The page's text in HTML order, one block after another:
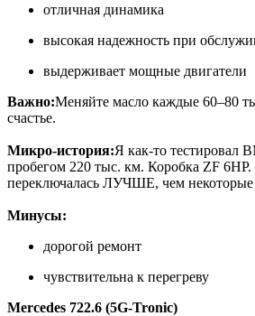
отличная динамика
высокая надежность при
выдерживает мощные двигатели
Важно:Меняйте масло каждые 60–80
счастье.
Микро-история:Я как-то тестировал
пробегом 220 тыс. км. Коробка ZF 6HP.
переключалась ЛУЧШЕ, чем
Минусы:
дорогой ремонт
чувствительна к перегреву
Mercedes 722.6 (5G-Tronic)